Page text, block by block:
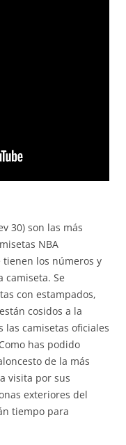
30) son las más
NBA
tienen los números y
camiseta. Se
con estampados,
cosidos a la
las camisetas oficiales
has podido
de la más
visita por sus
exteriores del
tiempo para